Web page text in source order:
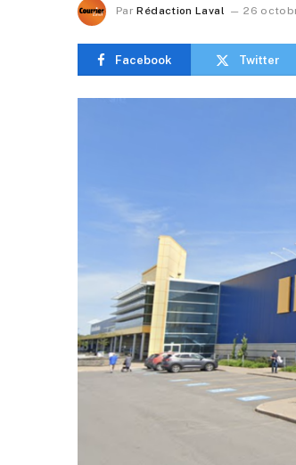
Par Rédaction Laval 26
Facebook Twitter